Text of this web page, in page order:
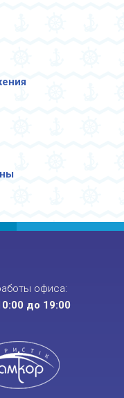
офиса:
до 19:00